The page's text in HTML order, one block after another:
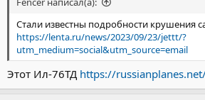
Стали известны подробности крушения
https://lenta.ru/news/2023/09/23/jettt/?
utm_medium=social&utm_source=email
Этот Ил-76ТД https://